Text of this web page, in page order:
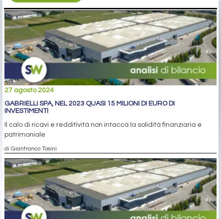
27 agosto 2024
GABRIELLI SPA, NEL 2023 QUASI 15 MILIONI DI EURO DI
INVESTIMENTI
Il calo di ricavi e redditività non intacca la solidità finanziaria e
patrimoniale
di Gianfranco Tosini